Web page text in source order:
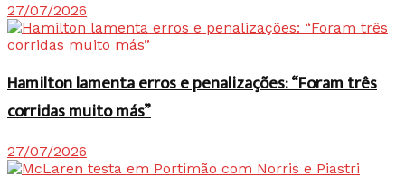
27/07/2026
Hamilton lamenta erros e penalizações: “Foram três
corridas muito más”
27/07/2026